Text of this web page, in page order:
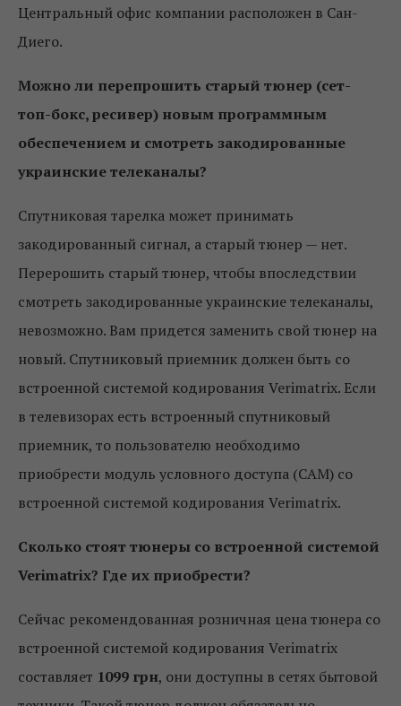
Центральный офис компании расположен в Сан-
Диего.
Можно ли перепрошить старый тюнер (сет-
топ-бокс, ресивер) новым программным
обеспечением и смотреть закодированные
украинские телеканалы?
Спутниковая тарелка может принимать
закодированный сигнал, а старый тюнер — нет.
Перерошить старый тюнер, чтобы впоследствии
смотреть закодированные украинские телеканалы,
невозможно. Вам придется заменить свой тюнер на
новый. Спутниковый приемник должен быть со
встроенной системой кодирования Verimatrix. Если
в телевизорах есть встроенный спутниковый
приемник, то пользователю необходимо
приобрести модуль условного доступа (САМ) со
встроенной системой кодирования Verimatrix.
Сколько стоят тюнеры со встроенной системой
Verimatrix? Где их приобрести?
Сейчас рекомендованная розничная цена тюнера со
встроенной системой кодирования Verimatrix
составляет 1099 грн, они доступны в сетях бытовой